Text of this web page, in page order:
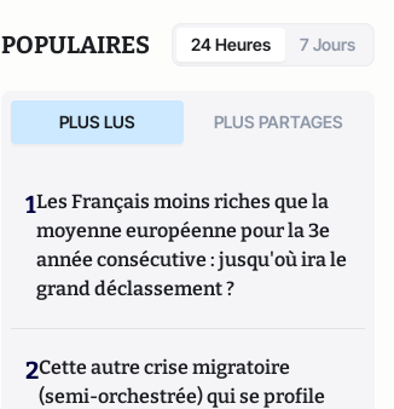
POPULAIRES 24 Heures 7 Jours
PLUS LUS PLUS PARTAGES
1Les Français moins riches que la
moyenne européenne pour la 3e
année consécutive : jusqu'où ira le
grand déclassement ?
2Cette autre crise migratoire
(semi-orchestrée) qui se profile